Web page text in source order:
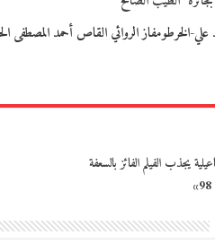
علي-الخرطومفاز الروائي القاص أحمد المصطفى
يجذب الفيلم الفائز بالسعفة